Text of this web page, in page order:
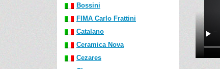
Bossini
FIMA Carlo Frattini
Catalano
Ceramica Nova
Cezares